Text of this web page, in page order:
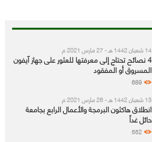
14 شعبان 1442 هـ - 27 مارس 2021 م
4 نصائح تحتاج إلى معرفتها للعثور على جهاز آيفون
المسروق أو المفقود
689
13 شعبان 1442 هـ - 26 مارس 2021 م
انطلاق هاكثون البرمجة والأعمال الرابع بجامعة
حائل غداً
552